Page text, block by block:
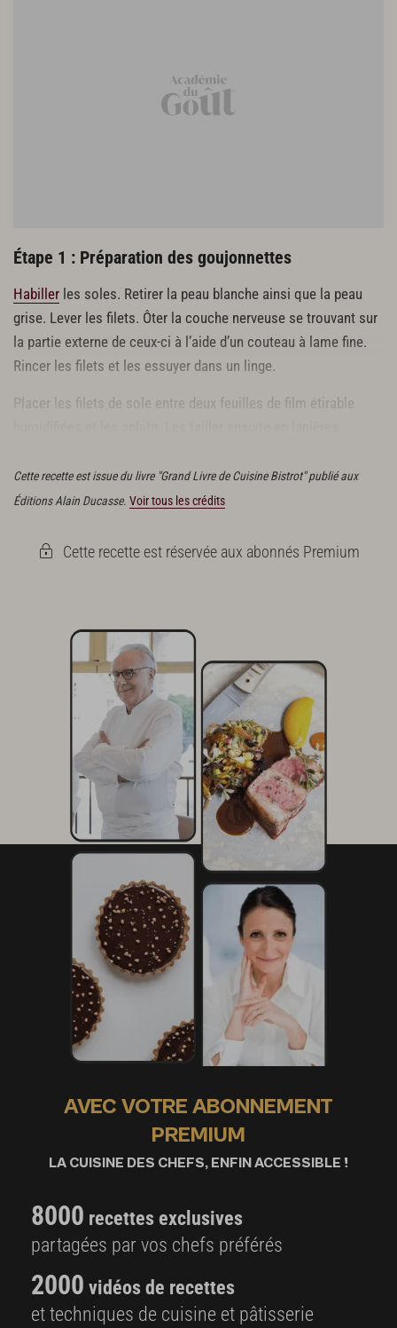
Étape 1 : Préparation des goujonnettes
Habiller les soles. Retirer la peau blanche ainsi que la peau
grise. Lever les filets. Ôter la couche nerveuse se trouvant sur
la partie externe de ceux-ci à l’aide d’un couteau à lame fine.
Rincer les filets et les essuyer dans un linge.
Placer les filets de sole entre deux feuilles de film étirable
Cette recette est issue du livre "Grand Livre de Cuisine Bistrot" publié aux
Éditions Alain Ducasse. Voir tous les crédits
Cette recette est réservée aux abonnés Premium
AVEC VOTRE ABONNEMENT
PREMIUM
LA CUISINE DES CHEFS, ENFIN ACCESSIBLE !
8000 recettes exclusives
partagées par vos chefs préférés
2000 vidéos de recettes
et techniques de cuisine et pâtisserie